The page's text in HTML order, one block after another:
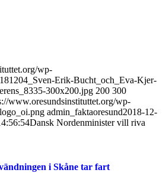
wp-
Erik-Bucht_och_Eva-Kjer-
300x200.jpg 200 300
www.oresundsinstituttet.org/wp-
admin_faktaoresund2018-12-
Dansk Nordenminister vill riva
i Skåne tar fart